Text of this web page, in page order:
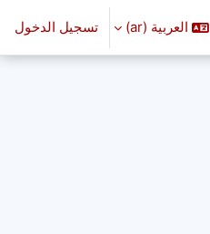
العربية ‎(ar)‎ تسجيل الدخول